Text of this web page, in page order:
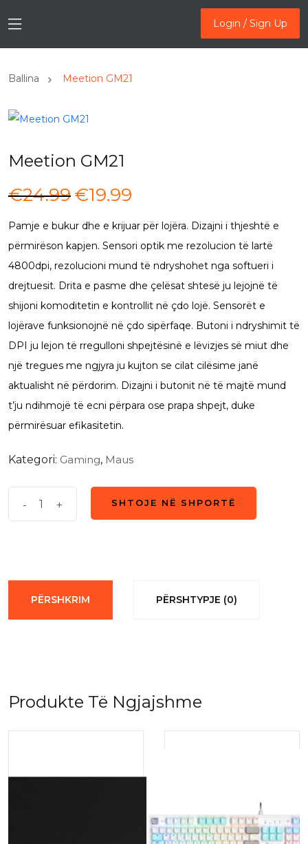
Login / Sign Up
Login / Sign Up
Ballina Meetion GM21
Meetion GM21
€24.99Çmimi
qe:
€24.99.
€19.99
tanishëm
është:
€19.99.
Pamje e bukur dhe e krijuar për lojëra. Dizajni i thjeshtë e
përmirëson kapjen. Sensori optik me rezolucion të lartë
4800dpi, rezolucioni mund të ndryshohet nga softueri i
drejtuesit. Drita e pasme dhe çelësat shtesë ju lejojnë të
shijoni komoditetin e kontrollit në çdo lojë. Sensorët e
lojërave funksionojnë në çdo sipërfaqe. Butoni i ndryshimit të
DPI ju lejon të rregulloni shpejtësinë e lëvizjes së miut dhe
një tregues me ngjyra ju kujton se cilat cilësime janë
aktualisht në përdorim. Dizajni i butonit në të majtë mund
t’ju ndihmojë të ecni përpara ose prapa shpejt, duke
përmirësuar efikasitetin.
Kategori: Gaming, Maus
- +
SHTOJE NË SHPORTË
PËRSHKRIM PËRSHTYPJE (0)
Produkte Të Ngjajshme